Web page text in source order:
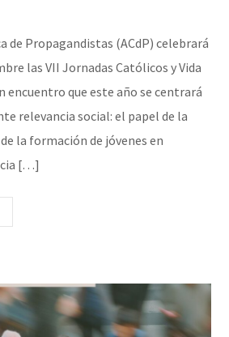
de Propagandistas (ACdP) celebrará
las VII Jornadas Católicos y Vida
encuentro que este año se centrará
relevancia social: el papel de la
la formación de jóvenes en
[…]